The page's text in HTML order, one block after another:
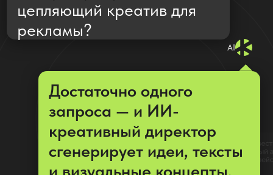
ПРОТЕСТИРОВАТЬ ИИ СОТРУДНИКА
Достаточно одного
запроса — и ИИ-
креативный директор
которые привлекут
внимание и повысят
отклик.